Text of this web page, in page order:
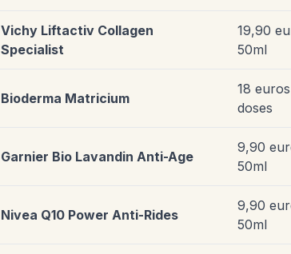
Vichy Liftactiv Collagen
Specialist
19,90
50ml
Bioderma Matricium
18
doses
Garnier Bio Lavandin Anti-Age
9,90
50ml
Nivea Q10 Power Anti-Rides
9,90
50ml